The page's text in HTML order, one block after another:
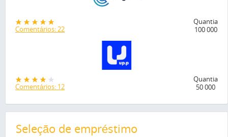
Comentários: 22
Quantia
100 000
Comentários: 12
Quantia
50 000
Seleção de empréstimo